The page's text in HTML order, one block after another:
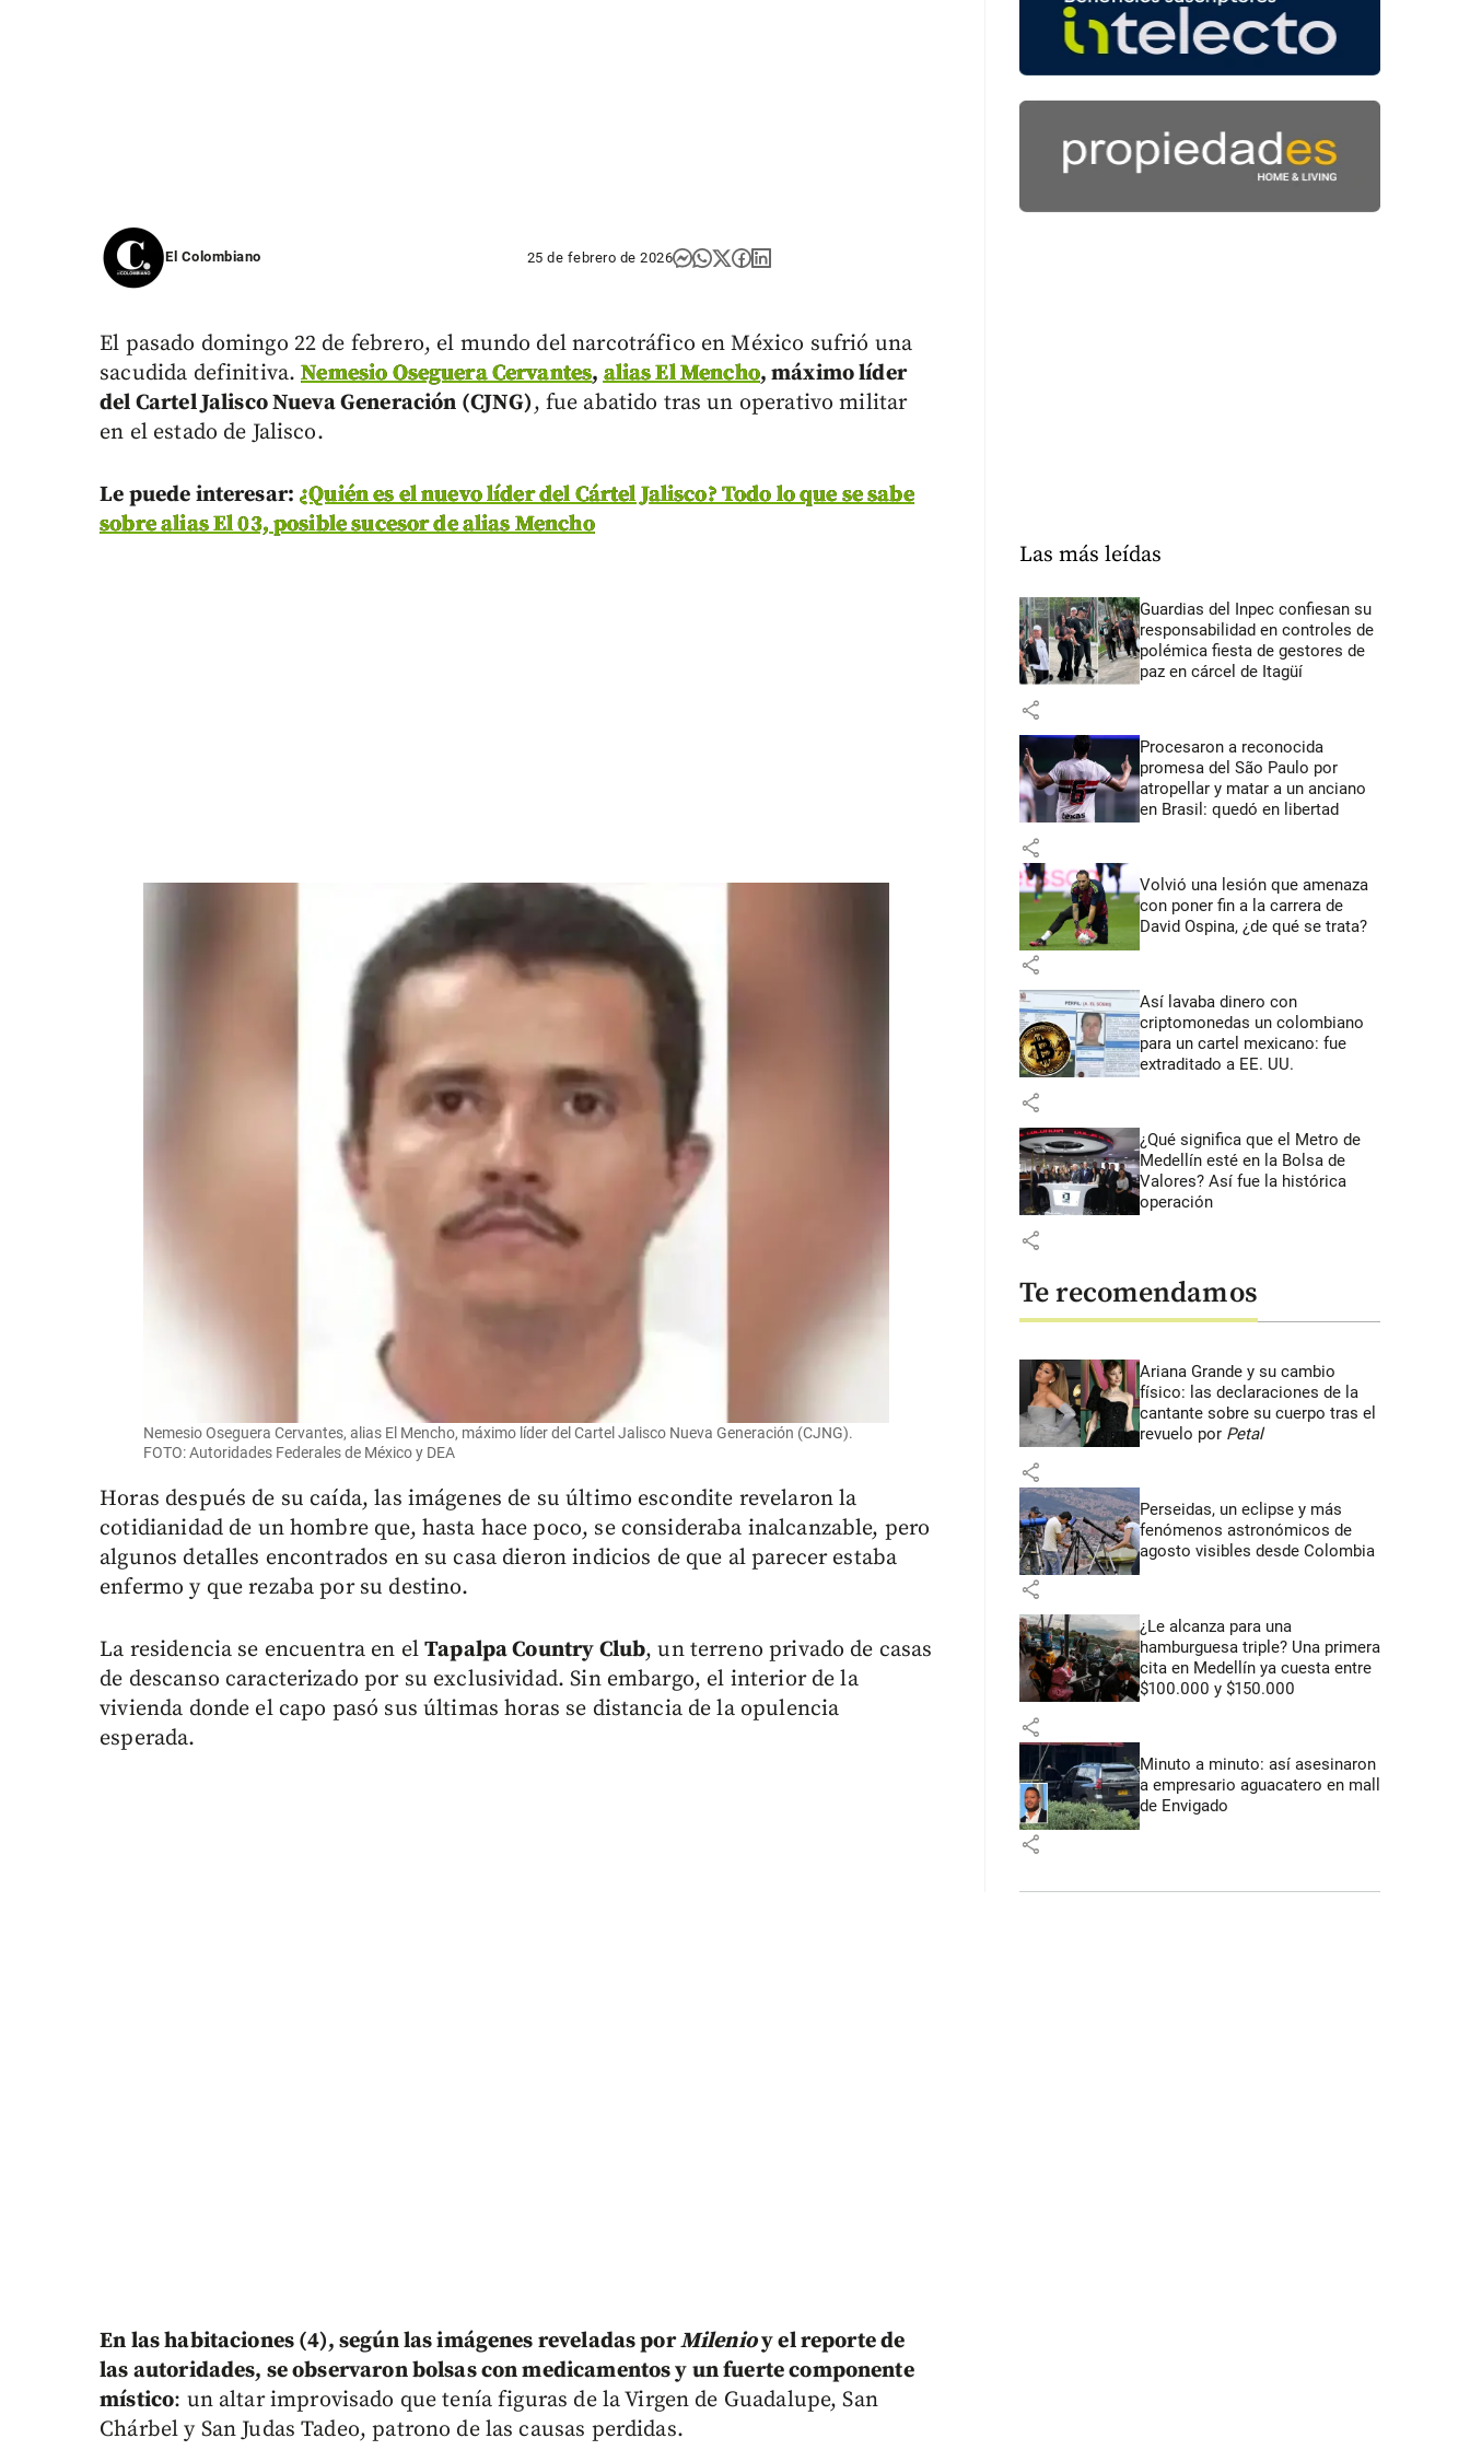
El Colombiano 25 de febrero de 2026
El pasado domingo 22 de febrero, el mundo del narcotráfico en México sufrió una
sacudida definitiva.Nemesio Oseguera Cervantes,alias El Mencho, máximo líder
del Cartel Jalisco Nueva Generación (CJNG), fue abatido tras un operativo militar
en el estado de Jalisco.
Le puede interesar: ¿Quién es el nuevo líder del Cártel Jalisco? Todo lo que se sabe
sobre alias El 03, posible sucesor de alias Mencho
Nemesio Oseguera Cervantes, alias El Mencho, máximo líder del Cartel Jalisco Nueva Generación (CJNG).
FOTO: Autoridades Federales de México y DEA
Horas después de su caída, las imágenes de su último escondite revelaron la
cotidianidad de un hombre que, hasta hace poco, se consideraba inalcanzable, pero
algunos detalles encontrados en su casa dieron indicios de que al parecer estaba
enfermo y que rezaba por su destino.
La residencia se encuentra en elTapalpa Country Club, un terreno privado de casas
de descanso caracterizado por su exclusividad. Sin embargo, el interior de la
vivienda donde el capo pasó sus últimas horas se distancia de la opulencia
esperada.
En las habitaciones (4), según las imágenes reveladas porMilenioy el reporte de
las autoridades, se observaron bolsas con medicamentos y un fuerte componente
místico: un altar improvisado que tenía figuras de la Virgen de Guadalupe, San
Chárbel y San Judas Tadeo, patrono de las causas perdidas.
Las más leídas
Guardias del Inpec confiesan su
responsabilidad en controles de
polémica fiesta de gestores de
paz en cárcel de Itagüí
share
Procesaron a reconocida
promesa del São Paulo por
atropellar y matar a un anciano
en Brasil: quedó en libertad
share
Volvió una lesión que amenaza
con poner fin a la carrera de
David Ospina, ¿de qué se trata?
share
Así lavaba dinero con
criptomonedas un colombiano
para un cartel mexicano: fue
extraditado a EE. UU.
share
¿Qué significa que el Metro de
Medellín esté en la Bolsa de
Valores? Así fue la histórica
operación
share
Te recomendamos
Ariana Grande y su cambio
físico: las declaraciones de la
cantante sobre su cuerpo tras el
revuelo por Petal
share
Perseidas, un eclipse y más
fenómenos astronómicos de
agosto visibles desde Colombia
share
¿Le alcanza para una
hamburguesa triple? Una primera
cita en Medellín ya cuesta entre
$100.000 y $150.000
share
Minuto a minuto: así asesinaron
a empresario aguacatero en mall
de Envigado
share